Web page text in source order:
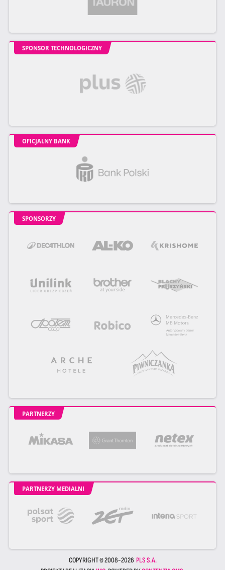
SPONSOR TECHNOLOGICZNY
OFICJALNY BANK
SPONSORZY
PARTNERZY
PARTNERZY MEDIALNI
COPYRIGHT © 2008-2026 PLS S.A.